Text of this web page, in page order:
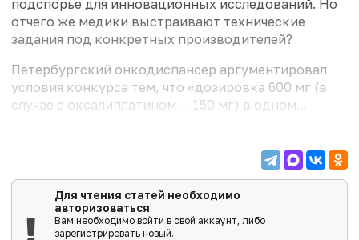
подспорье для инновационных исследований. Но
отчего же медики выстраивают технические
задания под конкретных производителей?
Петербургский онкодиспансер аргументировал
условия конкурса тем, что «дозировка 600 мг (в
случае с оксалиплатином — 150 мг) в одном...
Для чтения статей необходимо
авторизоваться
Вам необходимо войти в свой аккаунт, либо
зарегистрировать новый.